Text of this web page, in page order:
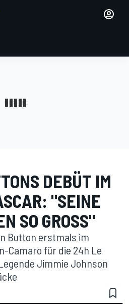
DEBÜT IM
"SEINE
SO GROSS"
Button erstmals im
Camaro für die 24h Le
Jimmie Johnson